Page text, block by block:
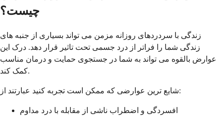
چیست؟
زندگی با سردردهای روزانه مزمن می تواند بسیاری از جنبه های
زندگی شما را فراتر از درد جسمی تحت تاثیر قرار دهد. درک این
عوارض بالقوه می تواند به شما در جستجوی حمایت و درمان مناسب
کمک کند.
شایع ترین عوارضی که ممکن است تجربه کنید عبارتند از:
افسردگی و اضطراب ناشی از مقابله با درد مداوم